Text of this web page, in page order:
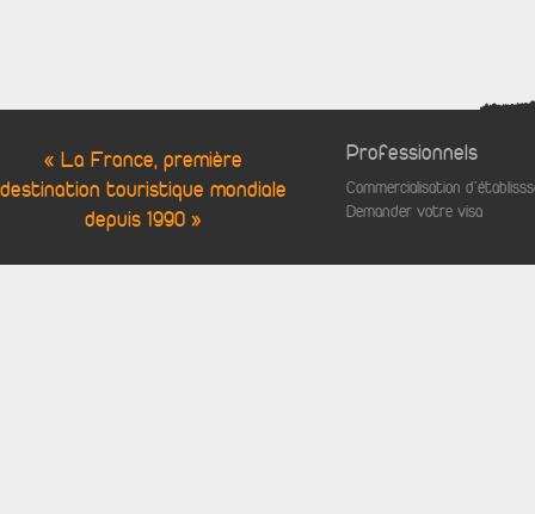
« La France, première
destination touristique mondiale
depuis 1990 »
Professionnels
Commercialisation
Demander votre visa